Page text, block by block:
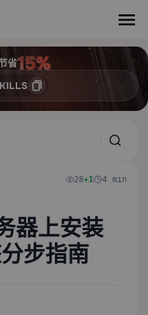
省
28+1 4 min
器上安装
步指南